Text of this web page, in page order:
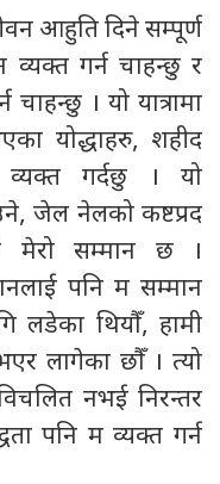
आहुति दिने सम्पूर्ण
व्यक्त गर्न चाहन्छु र
चाहन्छु । यो यात्रामा
योद्धाहरु, शहीद
व्यक्त गर्दछु । यो
जेल नेलको कष्टप्रद
मेरो सम्मान छ ।
पनि म सम्मान
लडेका थियौँ, हामी
लागेका छौँ । त्यो
नभई निरन्तर
पनि म व्यक्त गर्न